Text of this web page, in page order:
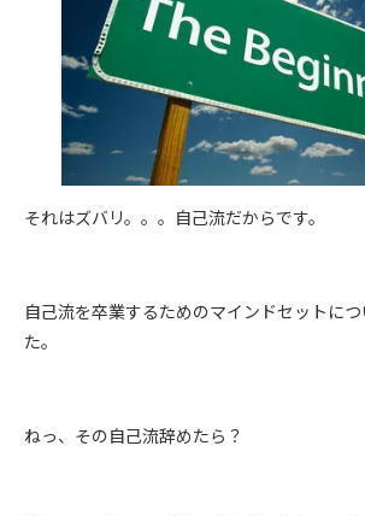
それはズバリ。。。自己流だからです。
自己流を卒業するためのマインドセットに
た。
ねっ、その自己流辞めたら？